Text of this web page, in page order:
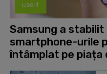
useit
Samsung a
smartphone-urile
întâmplat pe piața